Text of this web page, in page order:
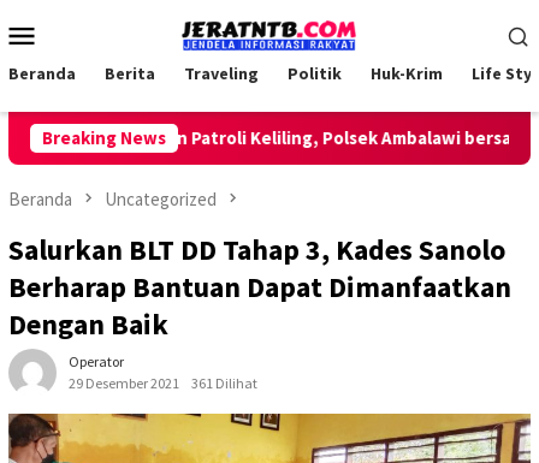
ke
Mobile
Beranda Berita Traveling Politik Huk-Krim Life
Breaking News
Lakukan Patroli Keliling, Polsek Ambalawi bersama TNI
Beranda Uncategorized
Salurkan BLT DD Tahap 3, Kades Sanolo
Berharap Bantuan Dapat Dimanfaatkan
Dengan Baik
Operator
29 Desember 2021
361 Dilihat